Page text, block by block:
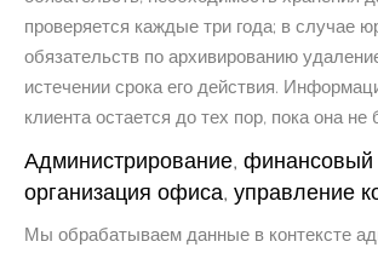
проверяется каждые три года; в случае
обязательств по архивированию
истечении срока его действия.
клиента остается до тех пор, пока она не
Администрирование, финансовый
организация офиса, управление
Мы обрабатываем данные в контексте